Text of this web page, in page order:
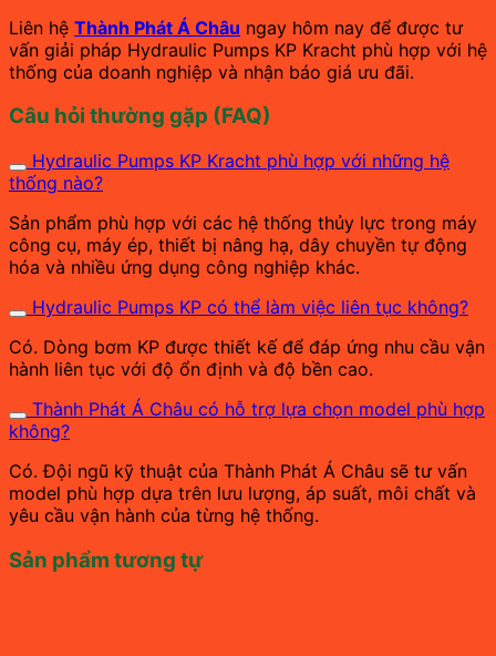
Liên hệ Thành Phát Á Châu ngay hôm nay để được tư
vấn giải pháp Hydraulic Pumps KP Kracht phù hợp với hệ
thống của doanh nghiệp và nhận báo giá ưu đãi.
Câu hỏi thường gặp (FAQ)
Hydraulic Pumps KP Kracht phù hợp với những hệ
thống nào?
Sản phẩm phù hợp với các hệ thống thủy lực trong máy
công cụ, máy ép, thiết bị nâng hạ, dây chuyền tự động
hóa và nhiều ứng dụng công nghiệp khác.
Hydraulic Pumps KP có thể làm việc liên tục không?
Có. Dòng bơm KP được thiết kế để đáp ứng nhu cầu vận
hành liên tục với độ ổn định và độ bền cao.
Thành Phát Á Châu có hỗ trợ lựa chọn model phù hợp
không?
Có. Đội ngũ kỹ thuật của Thành Phát Á Châu sẽ tư vấn
model phù hợp dựa trên lưu lượng, áp suất, môi chất và
yêu cầu vận hành của từng hệ thống.
Sản phẩm tương tự